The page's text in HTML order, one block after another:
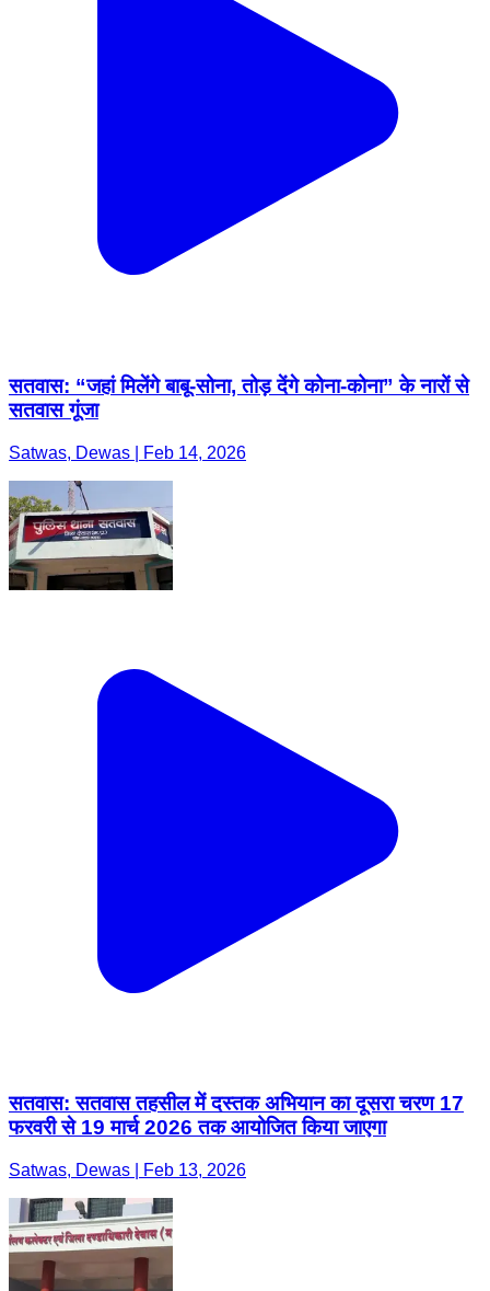
सतवास: “जहां मिलेंगे बाबू-सोना, तोड़ देंगे कोना-कोना” के नारों से
सतवास गूंजा
Satwas, Dewas | Feb 14, 2026
सतवास: सतवास तहसील में दस्तक अभियान का दूसरा चरण 17
फरवरी से 19 मार्च 2026 तक आयोजित किया जाएगा
Satwas, Dewas | Feb 13, 2026